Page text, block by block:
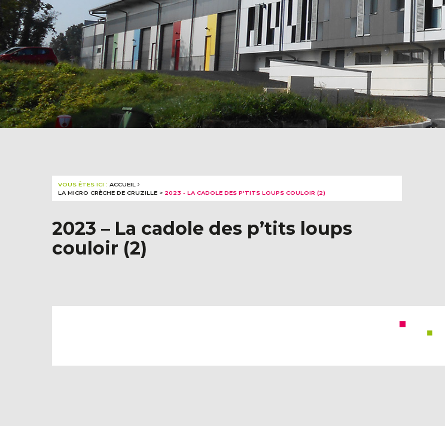
VOUS ÊTES ICI : ACCUEIL
LA MICRO CRÈCHE DE CRUZILLE > 2023 - LA CADOLE DES P'TITS LOUPS COULOIR (2)
2023 – La cadole des p’tits loups
couloir (2)